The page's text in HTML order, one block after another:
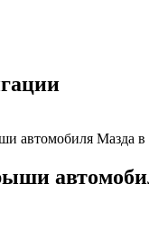
автомобиля Мазда